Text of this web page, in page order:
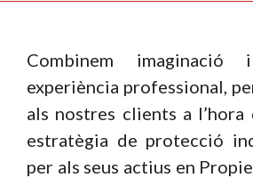
Combinem
experiència professional,
als nostres clients a l’hora
estratègia de protecció
per als seus actius en